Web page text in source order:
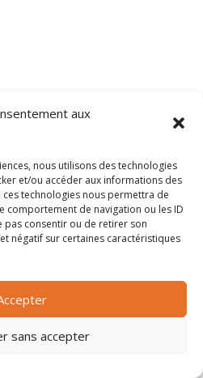
aux
nous utilisons des technologies
et/ou accéder aux informations des
technologies nous permettra de
comportement de navigation ou les ID
pas consentir ou de retirer son
négatif sur certaines caractéristiques
sans accepter